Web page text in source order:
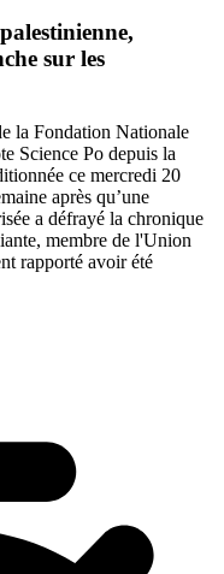
sur les
la Fondation Nationale
Science Po depuis la
ce mercredi 20
après qu’une
a défrayé la chronique
membre de l'Union
rapporté avoir été